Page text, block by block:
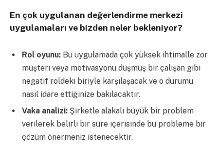
En çok uygulanan değerlendirme merkezi
uygulamaları ve bizden neler bekleniyor?
Rol oyunu: Bu uygulamada çok yüksek ihtimalle zor
müşteri veya motivasyonu düşmüş bir çalışan gibi
negatif roldeki biriyle karşılaşacak ve o durumu
nasıl idare ettiğinize bakılacaktır.
Vaka analizi: Şirketle alakalı büyük bir problem
verilerek belirli bir süre içerisinde bu probleme bir
çözüm önermeniz istenecektir.